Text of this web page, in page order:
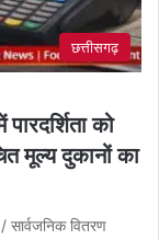
छत्तीसगढ़
को
मूल्य दुकानों का
सार्वजनिक वितरण